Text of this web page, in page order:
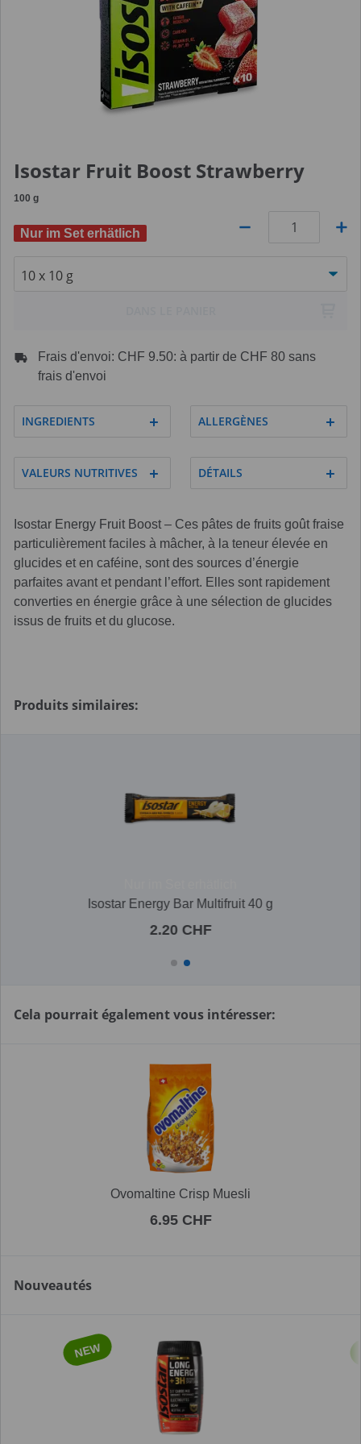
Isostar Fruit Boost Strawberry
100 g
Nur im Set erhätlich
Frais d'envoi: CHF 9.50: à partir de CHF 80 sans
frais d'envoi
INGREDIENTS ALLERGÈNES
VALEURS NUTRITIVES DÉTAILS
Isostar Energy Fruit Boost – Ces pâtes de fruits goût fraise
particulièrement faciles à mâcher, à la teneur élevée en
glucides et en caféine, sont des sources d’énergie
parfaites avant et pendant l’effort. Elles sont rapidement
converties en énergie grâce à une sélection de glucides
issus de fruits et du glucose.
Produits similaires:
Isostar Energy Bar Multifruit 40 g
2.20 CHF
Cela pourrait également vous intéresser:
Ovomaltine Crisp Muesli
6.95 CHF
Nouveautés
NEW